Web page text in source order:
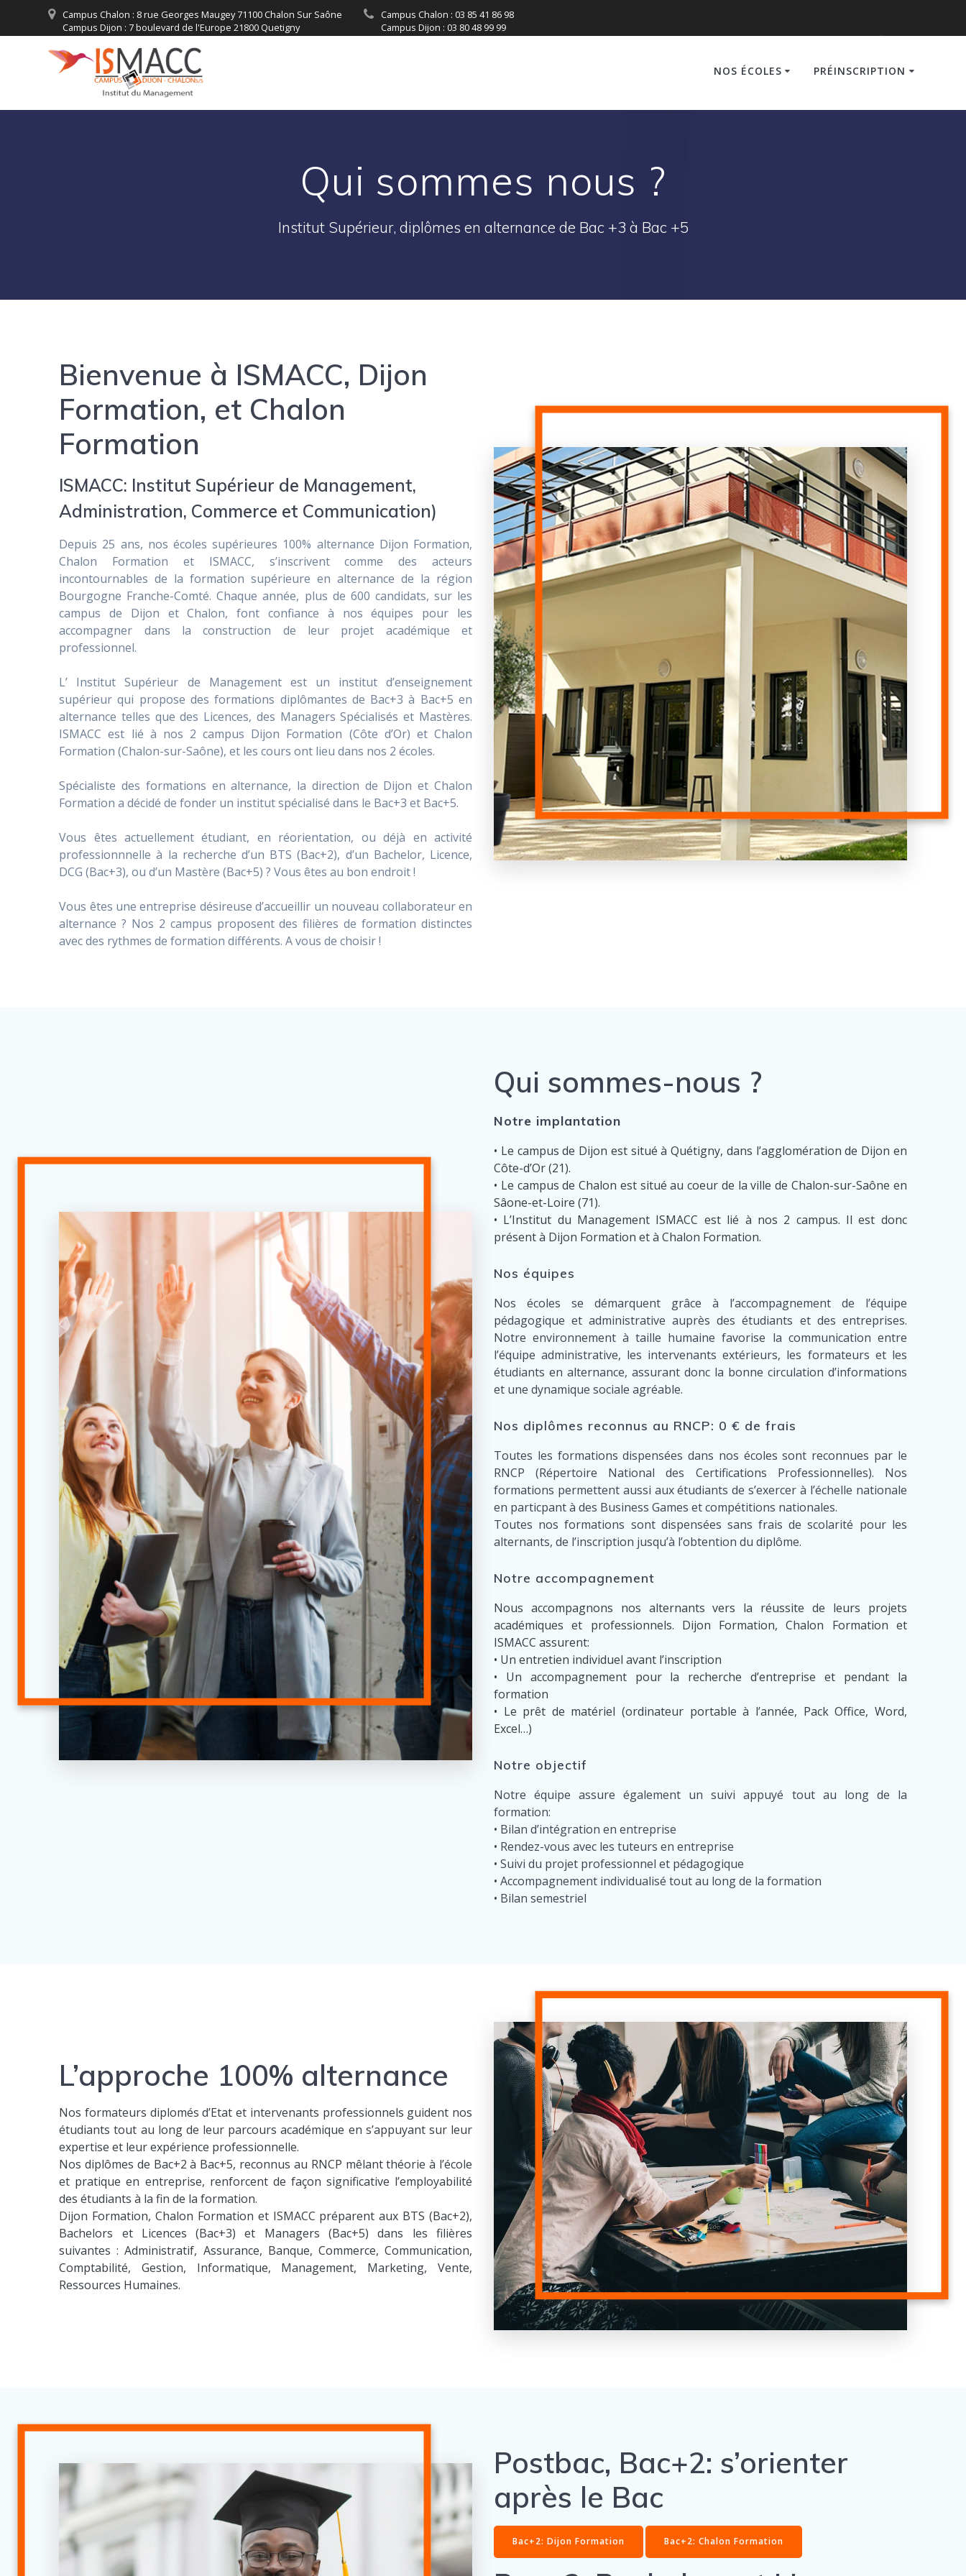
Campus Chalon : 8 rue Georges Maugey 71100 Chalon Sur Saône
Campus Dijon : 7 boulevard de l'Europe 21800 Quetigny
Campus Chalon : 03 85 41 86 98
Campus Dijon : 03 80 48 99 99
Campus Chalon : accueil@ismacc.fr
Campus Dijon : accueil@dijonformation.com
NOS ÉCOLES PRÉINSCRIPTION
Qui sommes nous ?
Institut Supérieur, diplômes en alternance de Bac +3 à Bac +5
Bienvenue à ISMACC, Dijon
Formation, et Chalon
Formation
ISMACC: Institut Supérieur de Management,
Administration, Commerce et Communication)
Depuis 25 ans, nos écoles supérieures 100% alternance Dijon Formation,
Chalon Formation et ISMACC, s’inscrivent comme des acteurs
incontournables de la formation supérieure en alternance de la région
Bourgogne Franche-Comté. Chaque année, plus de 600 candidats, sur les
campus de Dijon et Chalon, font confiance à nos équipes pour les
accompagner dans la construction de leur projet académique et
professionnel.
L’ Institut Supérieur de Management est un institut d’enseignement
supérieur qui propose des formations diplômantes de Bac+3 à Bac+5 en
alternance telles que des Licences, des Managers Spécialisés et Mastères.
ISMACC est lié à nos 2 campus Dijon Formation (Côte d’Or) et Chalon
Formation (Chalon-sur-Saône), et les cours ont lieu dans nos 2 écoles.
Spécialiste des formations en alternance, la direction de Dijon et Chalon
Formation a décidé de fonder un institut spécialisé dans le Bac+3 et Bac+5.
Vous êtes actuellement étudiant, en réorientation, ou déjà en activité
professionnnelle à la recherche d’un BTS (Bac+2), d’un Bachelor, Licence,
DCG (Bac+3), ou d’un Mastère (Bac+5) ? Vous êtes au bon endroit !
Vous êtes une entreprise désireuse d’accueillir un nouveau collaborateur en
alternance ? Nos 2 campus proposent des filières de formation distinctes
avec des rythmes de formation différents. A vous de choisir !
Qui sommes-nous ?
Notre implantation
• Le campus de Dijon est situé à Quétigny, dans l’agglomération de Dijon en
Côte-d’Or (21).
• Le campus de Chalon est situé au coeur de la ville de Chalon-sur-Saône en
Sâone-et-Loire (71).
• L’Institut du Management ISMACC est lié à nos 2 campus. Il est donc
présent à Dijon Formation et à Chalon Formation.
Nos équipes
Nos écoles se démarquent grâce à l’accompagnement de l’équipe
pédagogique et administrative auprès des étudiants et des entreprises.
Notre environnement à taille humaine favorise la communication entre
l’équipe administrative, les intervenants extérieurs, les formateurs et les
étudiants en alternance, assurant donc la bonne circulation d’informations
et une dynamique sociale agréable.
Nos diplômes reconnus au RNCP: 0 € de frais
Toutes les formations dispensées dans nos écoles sont reconnues par le
RNCP (Répertoire National des Certifications Professionnelles). Nos
formations permettent aussi aux étudiants de s’exercer à l’échelle nationale
en particpant à des Business Games et compétitions nationales.
Toutes nos formations sont dispensées sans frais de scolarité pour les
alternants, de l’inscription jusqu’à l’obtention du diplôme.
Notre accompagnement
Nous accompagnons nos alternants vers la réussite de leurs projets
académiques et professionnels. Dijon Formation, Chalon Formation et
ISMACC assurent:
• Un entretien individuel avant l’inscription
• Un accompagnement pour la recherche d’entreprise et pendant la
formation
• Le prêt de matériel (ordinateur portable à l’année, Pack Office, Word,
Excel…)
Notre objectif
Notre équipe assure également un suivi appuyé tout au long de la
formation:
• Bilan d’intégration en entreprise
• Rendez-vous avec les tuteurs en entreprise
• Suivi du projet professionnel et pédagogique
• Accompagnement individualisé tout au long de la formation
• Bilan semestriel
L’approche 100% alternance
Nos formateurs diplomés d’Etat et intervenants professionnels guident nos
étudiants tout au long de leur parcours académique en s’appuyant sur leur
expertise et leur expérience professionnelle.
Nos diplômes de Bac+2 à Bac+5, reconnus au RNCP mêlant théorie à l’école
et pratique en entreprise, renforcent de façon significative l’employabilité
des étudiants à la fin de la formation.
Dijon Formation, Chalon Formation et ISMACC préparent aux BTS (Bac+2),
Bachelors et Licences (Bac+3) et Managers (Bac+5) dans les filières
suivantes : Administratif, Assurance, Banque, Commerce, Communication,
Comptabilité, Gestion, Informatique, Management, Marketing, Vente,
Ressources Humaines.
Postbac, Bac+2: s’orienter
après le Bac
Bac+2: Dijon Formation Bac+2: Chalon Formation